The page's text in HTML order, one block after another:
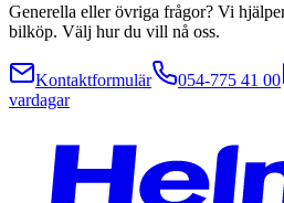
Generella eller övriga frågor? Vi
bilköp. Välj hur du vill nå oss.
Kontaktformulär 054-775 41 00
vardagar